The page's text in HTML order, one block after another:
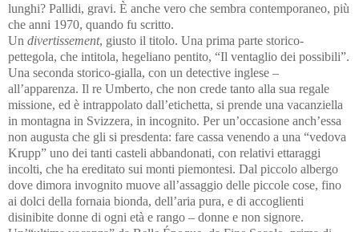
lunghi? Pallidi, gravi. È anche vero che sembra contemporaneo, più
che anni 1970, quando fu scritto.
Un divertissement, giusto il titolo. Una prima parte storico-
pettegola, che intitola, hegeliano pentito, “Il ventaglio dei possibili”.
Una seconda storico-gialla, con un detective inglese –
all’apparenza. Il re Umberto, che non crede tanto alla sua regale
missione, ed è intrappolato dall’etichetta, si prende una vacanziella
in montagna in Svizzera, in incognito. Per un’occasione anch’essa
non augusta che gli si presdenta: fare cassa venendo a una “vedova
Krupp” uno dei tanti casteli abbandonati, con relativi ettaraggi
incolti, che ha ereditato sui monti piemontesi. Dal piccolo albergo
dove dimora invognito muove all’assaggio delle piccole cose, fino
ai dolci della fornaia bionda, dell’aria pura, e di accoglienti
disinibite donne di ogni età e rango – donne e non signore.